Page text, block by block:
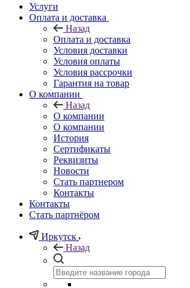
Услуги
Оплата и доставка
Назад
Оплата и доставка
Условия доставки
Условия оплаты
Условия рассрочки
Гарантия на товар
О компании
Назад
О компании
О компании
История
Сертификаты
Реквизиты
Новости
Стать партнером
Контакты
Контакты
Стать партнёром
Иркутск
Назад